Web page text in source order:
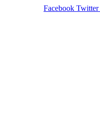
Facebook Twitter